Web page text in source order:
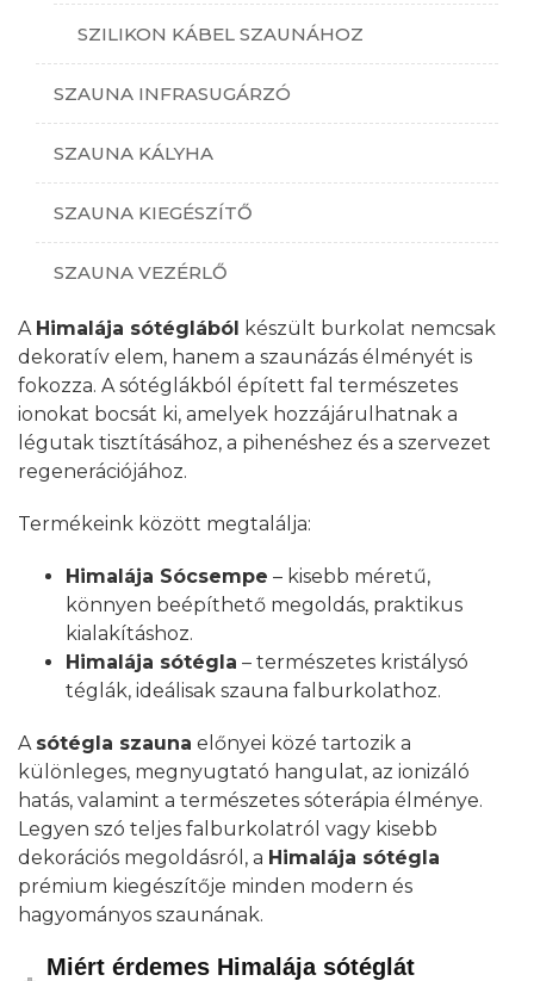
SZILIKON KÁBEL SZAUNÁHOZ
SZAUNA INFRASUGÁRZÓ
SZAUNA KÁLYHA
SZAUNA KIEGÉSZÍTŐ
SZAUNA VEZÉRLŐ
A Himalája sótéglából készült burkolat nemcsak
dekoratív elem, hanem a szaunázás élményét is
fokozza. A sótéglákból épített fal természetes
ionokat bocsát ki, amelyek hozzájárulhatnak a
légutak tisztításához, a pihenéshez és a szervezet
regenerációjához.
Termékeink között megtalálja:
Himalája Sócsempe – kisebb méretű,
könnyen beépíthető megoldás, praktikus
kialakításhoz.
Himalája sótégla – természetes kristálysó
téglák, ideálisak szauna falburkolathoz.
A sótégla szauna előnyei közé tartozik a
különleges, megnyugtató hangulat, az ionizáló
hatás, valamint a természetes sóterápia élménye.
Legyen szó teljes falburkolatról vagy kisebb
dekorációs megoldásról, a Himalája sótégla
prémium kiegészítője minden modern és
hagyományos szaunának.
Miért érdemes Himalája sótéglát